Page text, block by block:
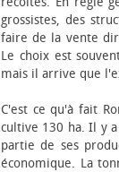
grossistes, des
faire de la vente
Le choix est
mais il arrive que
C'est ce qu'à fait
cultive 130 ha. Il y
partie de ses
économique. La